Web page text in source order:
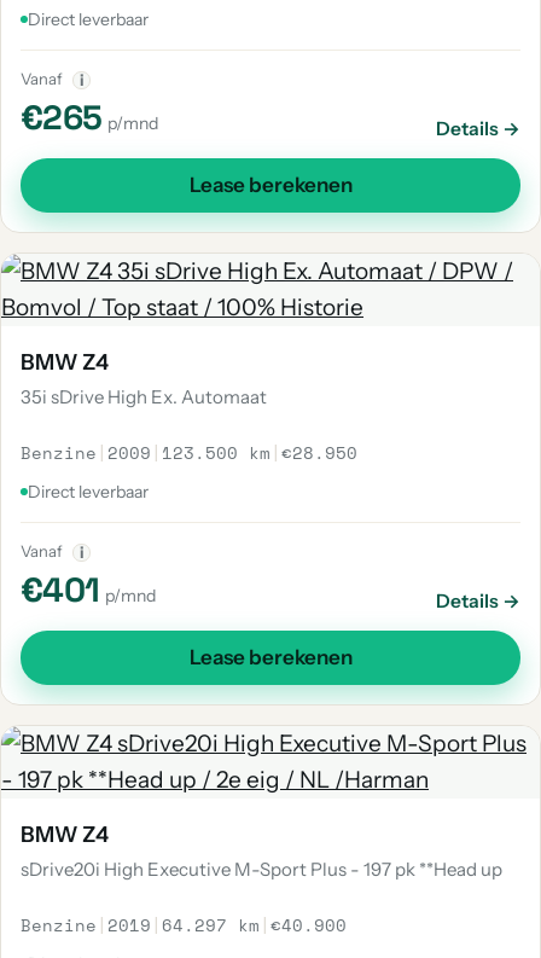
Direct leverbaar
Vanaf i
€265 p/mnd Details →
Lease berekenen
BMW Z4
35i sDrive High Ex. Automaat
Benzine | 2009 | 123.500 km |€28.950
Direct leverbaar
Vanaf i
€401 p/mnd Details →
Lease berekenen
BMW Z4
sDrive20i High Executive M-Sport Plus - 197 pk **Head up
Benzine | 2019 | 64.297 km |€40.900